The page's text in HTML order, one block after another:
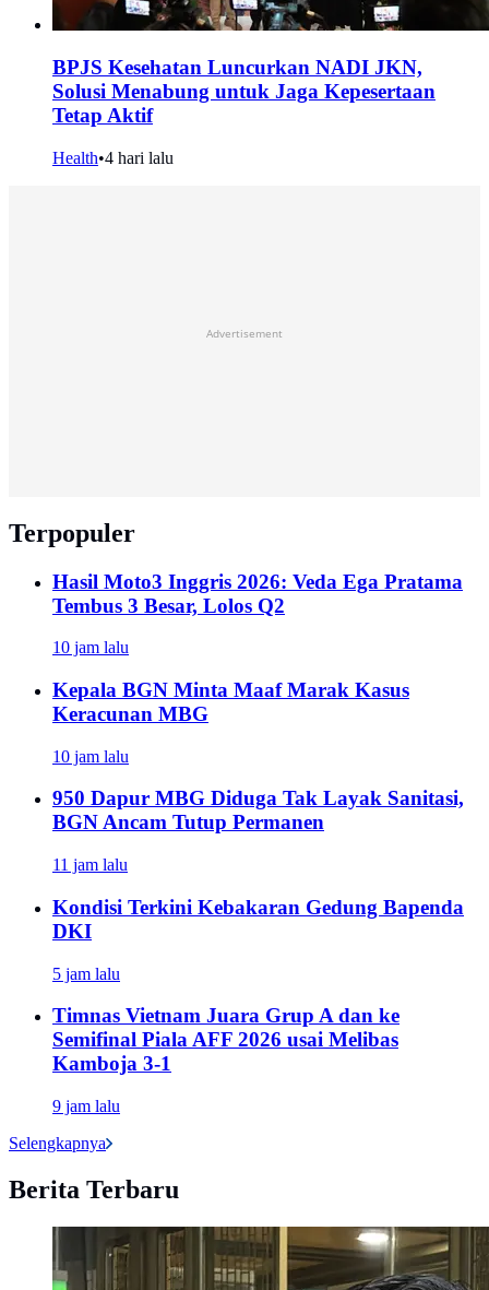
BPJS Kesehatan Luncurkan NADI JKN,
Solusi Menabung untuk Jaga Kepesertaan
Tetap Aktif
Health•4 hari lalu
Advertisement
Terpopuler
Hasil Moto3 Inggris 2026: Veda Ega Pratama
Tembus 3 Besar, Lolos Q2
10 jam lalu
Kepala BGN Minta Maaf Marak Kasus
Keracunan MBG
10 jam lalu
950 Dapur MBG Diduga Tak Layak Sanitasi,
BGN Ancam Tutup Permanen
11 jam lalu
Kondisi Terkini Kebakaran Gedung Bapenda
DKI
5 jam lalu
Timnas Vietnam Juara Grup A dan ke
Semifinal Piala AFF 2026 usai Melibas
Kamboja 3-1
9 jam lalu
Selengkapnya
Berita Terbaru